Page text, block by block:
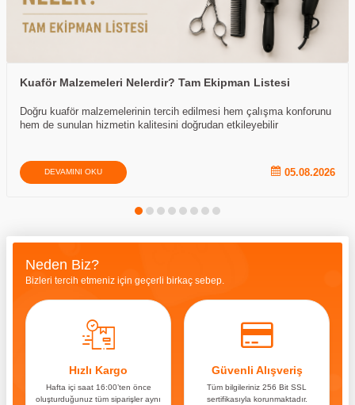
Kuaför Malzemeleri Nelerdir? Tam Ekipman Listesi
Doğru kuaför malzemelerinin tercih edilmesi hem çalışma konforunu
hem de sunulan hizmetin kalitesini doğrudan etkileyebilir
DEVAMINI OKU 05.08.2026
Neden Biz?
Bizleri tercih etmeniz için geçerli birkaç sebep.
Hızlı Kargo
Hafta içi saat 16:00’ten önce
oluşturduğunuz tüm siparişler aynı
Güvenli Alışveriş
Tüm bilgileriniz 256 Bit SSL
sertifikasıyla korunmaktadır.